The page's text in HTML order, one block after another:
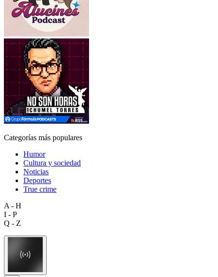
Categorías más populares
Humor
Cultura y sociedad
Noticias
Deportes
True crime
A - H
I - P
Q - Z